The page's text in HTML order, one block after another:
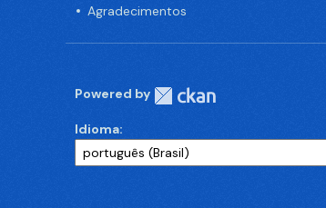
Agradecimentos
Powered by
Idioma